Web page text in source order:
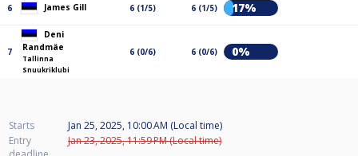
6 James Gill 6 (1/5) 6 (1/5) 17%
7
Deni
Randmäe
Tallinna
Snuukriklubi
6 (0/6) 6 (0/6) 0%
Starts
Jan 25, 2025, 10:00 AM (Local time)
Entry
Jan 23, 2025, 11:59 PM (Local time)